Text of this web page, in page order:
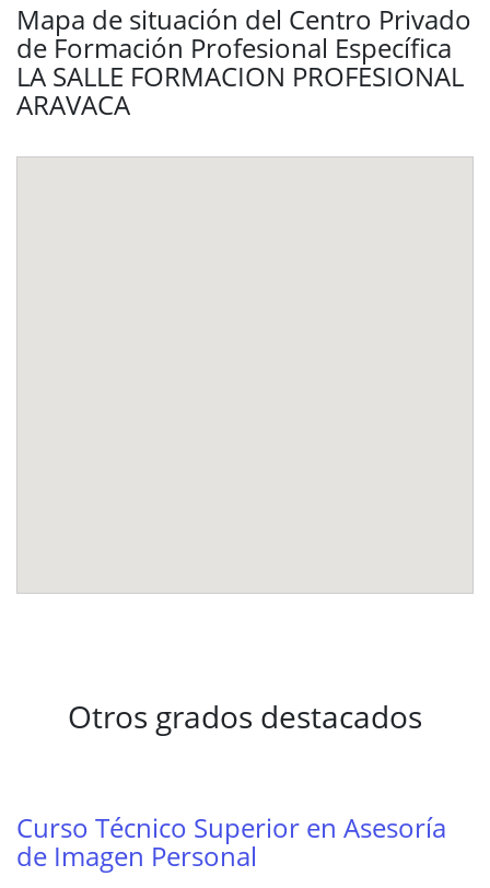
Mapa de situación del Centro Privado
de Formación Profesional Específica
LA SALLE FORMACION PROFESIONAL
ARAVACA
Otros grados destacados
Curso Técnico Superior en Asesoría
de Imagen Personal